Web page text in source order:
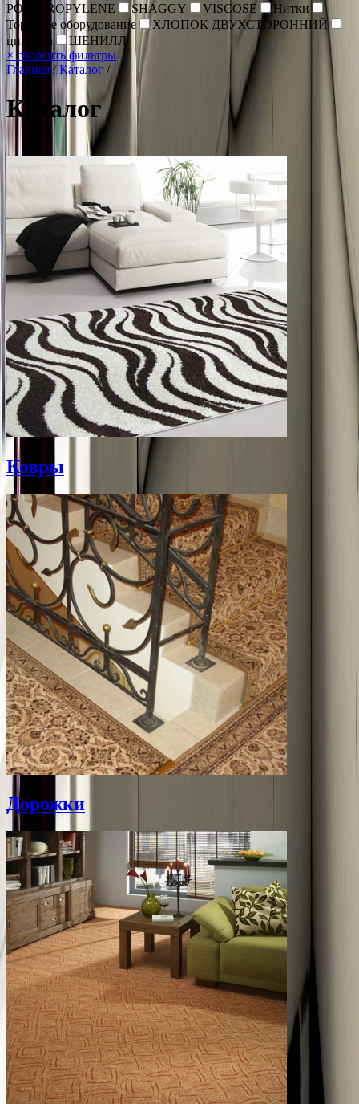
POLYPROPYLENE
SHAGGY VISCOSE
Нитки
Торговое оборудование
ХЛОПОК ДВУХСТОРОННИЙ
циновка
ШЕНИЛЛ
× сбросить фильтры
Главная /Каталог /
Каталог
Ковры
Дорожки